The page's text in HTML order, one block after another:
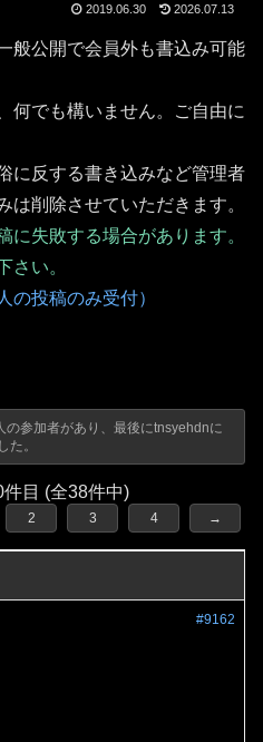
2019.06.30 2026.07.13
般公開で会員外も書込み可能
何でも構いません。ご自由に
に反する書き込みなど管理者
は削除させていただきます。
に失敗する場合があります。
さい。
の投稿のみ受付）
の参加者があり、最後にtnsyehdnに
た。
目 (全38件中)
2 3 4 →
#9162